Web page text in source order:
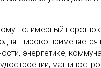
полимерный
широко применяется
энергетике,